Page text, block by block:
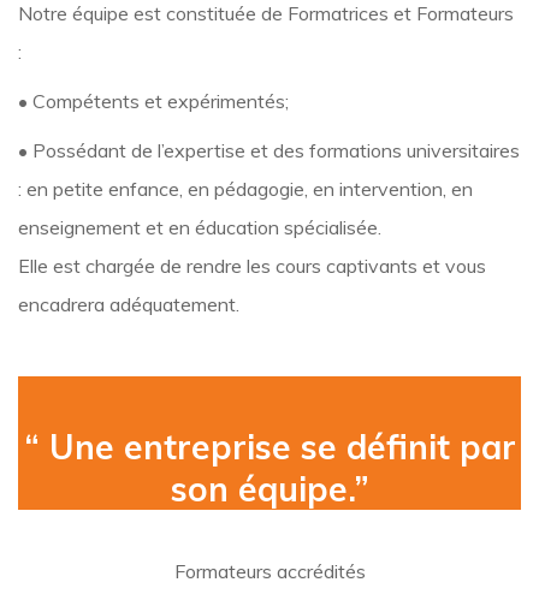
Notre équipe est constituée de Formatrices et Formateurs
:
• Compétents et expérimentés;
• Possédant de l’expertise et des formations universitaires
: en petite enfance, en pédagogie, en intervention, en
enseignement et en éducation spécialisée.
Elle est chargée de rendre les cours captivants et vous
encadrera adéquatement.
“ Une entreprise se définit par
son équipe.”
Formateurs accrédités